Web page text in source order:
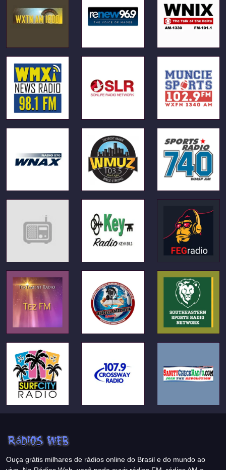
Ouça grátis milhares de rádios online do Brasil e do mundo ao